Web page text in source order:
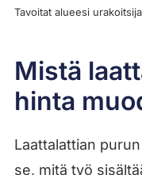
Tavoitat alueesi
Mistä
hinta
Laattalattian
se, mitä työ